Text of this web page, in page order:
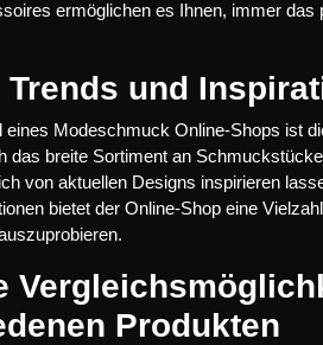
ermöglichen es Ihnen, immer
und
eines Modeschmuck Online-Shops ist
das breite Sortiment an
von aktuellen Designs inspirieren
bietet der Online-Shop eine
Produkten